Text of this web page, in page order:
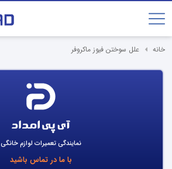
خانه علل سوختن فیوز ماکروفر
نمایندگی تعمیرات لوازم خانگی
با ما در تماس باشید